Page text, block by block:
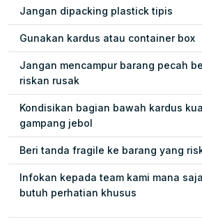
Jangan dipacking plastick tipis
Gunakan kardus atau container box
Jangan mencampur barang pecah
riskan rusak
Kondisikan bagian bawah kardus
gampang jebol
Beri tanda fragile ke barang yang
Infokan kepada team kami mana
butuh perhatian khusus